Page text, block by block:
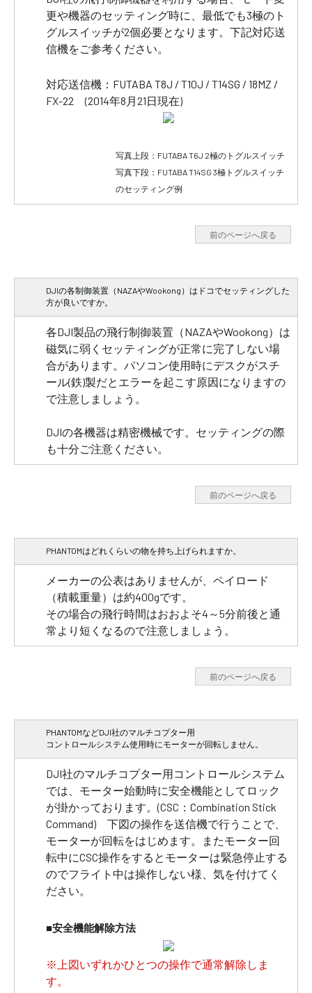
更や機器のセッティング時に、最低でも3極のト
グルスイッチが2個必要となります。下記対応送
信機をご参考ください。
対応送信機：FUTABA T8J / T10J / T14SG / 18MZ /
FX-22 (2014年8月21日現在)
写真上段：FUTABA T6J 2極のトグルスイッチ
写真下段：FUTABA T14SG 3極トグルスイッチ
のセッティング例
前のページへ戻る
DJIの各制御装置（NAZAやWookong）はドコでセッティングした
方が良いですか。
各DJI製品の飛行制御装置（NAZAやWookong）は
磁気に弱くセッティングが正常に完了しない場
合があります。パソコン使用時にデスクがスチ
ール(鉄)製だとエラーを起こす原因になりますの
で注意しましょう。
DJIの各機器は精密機械です。セッティングの際
も十分ご注意ください。
前のページへ戻る
PHANTOMはどれくらいの物を持ち上げられますか。
メーカーの公表はありませんが、ペイロード
（積載重量）は約400gです。
その場合の飛行時間はおおよそ4～5分前後と通
常より短くなるので注意しましょう。
前のページへ戻る
PHANTOMなどDJI社のマルチコプター用
コントロールシステム使用時にモーターが回転しません。
DJI社のマルチコプター用コントロールシステム
では、モーター始動時に安全機能としてロック
が掛かっております。(CSC：Combination Stick
Command) 下図の操作を送信機で行うことで、
モーターが回転をはじめます。またモーター回
転中にCSC操作をするとモーターは緊急停止する
のでフライト中は操作しない様、気を付けてく
ださい。
■安全機能解除方法
※上図いずれかひとつの操作で通常解除しま
す。